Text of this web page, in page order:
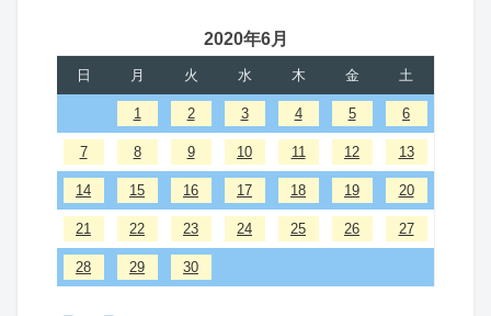
2020年6月
日 月 火 水 木 金 土
1 2 3 4 5 6
7 8 9 10 11 12 13
14 15 16 17 18 19 20
21 22 23 24 25 26 27
28 29 30